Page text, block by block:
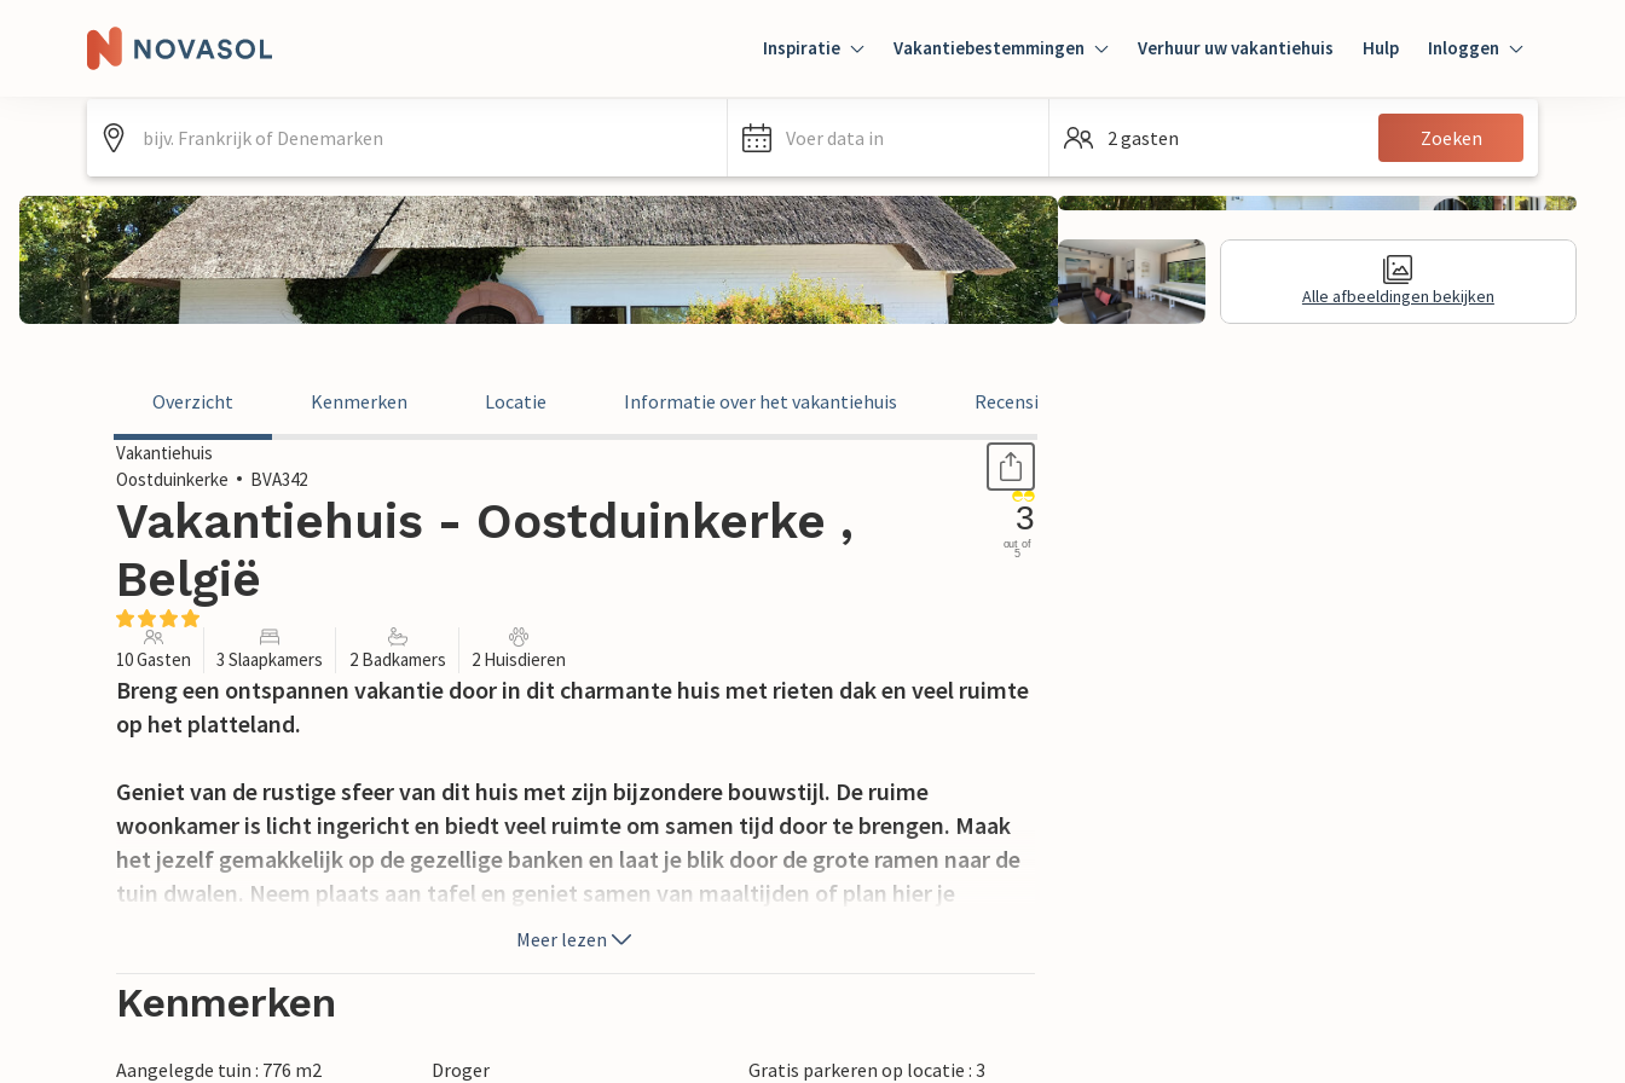
Inspiratie Vakantiebestemmingen Verhuur uw vakantiehuis Hulp Inloggen
Inloggen
Gast
Voer data in 2 gasten Zoeken
Alle afbeeldingen bekijken
Overzicht Kenmerken Locatie Informatie over het vakantiehuis Recensies
Vakantiehuis
Oostduinkerke
BVA342
Vakantiehuis - Oostduinkerke ,
België
3
out of
5
10 Gasten 3 Slaapkamers 2 Badkamers 2 Huisdieren
Breng een ontspannen vakantie door in dit charmante huis met rieten dak en veel ruimte
op het platteland.
Geniet van de rustige sfeer van dit huis met zijn bijzondere bouwstijl. De ruime
woonkamer is licht ingericht en biedt veel ruimte om samen tijd door te brengen. Maak
het jezelf gemakkelijk op de gezellige banken en laat je blik door de grote ramen naar de
tuin dwalen. Neem plaats aan tafel en geniet samen van maaltijden of plan hier je
uitstapjes langs de kust. De aangrenzende keuken is modern uitgerust en biedt veel
tuin biedt volop ruimte om te spelen, te lezen of gewoon te ontspannen in de frisse
Meer lezen
Kenmerken
Aangelegde tuin : 776 m2 Droger
Gratis parkeren op locatie : 3